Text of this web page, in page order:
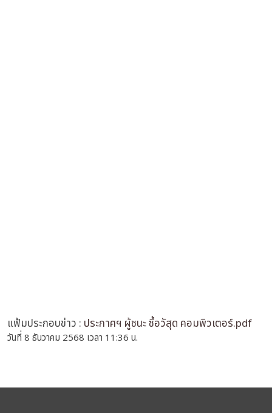
แฟ้มประกอบข่าว : ประกาศฯ ผู้ชนะ ซื้อวัสุด คอมพิวเตอร์.pdf
วันที่ 8 ธันวาคม 2568 เวลา 11:36 น.